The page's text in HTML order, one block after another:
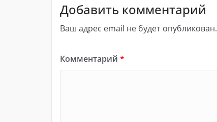
Добавить комментарий
Ваш адрес email не будет опубликован.
Комментарий *